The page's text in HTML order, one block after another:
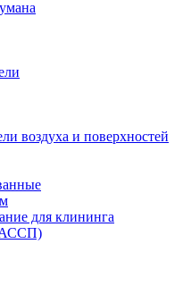
воздуха и поверхностей
для клининга